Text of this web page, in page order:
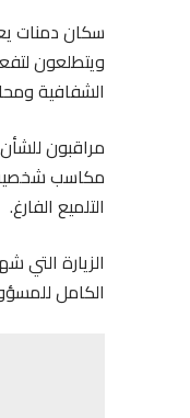
سكان دمنات
ويتطلعون
الشفافية
مراقبون
مكاسب
التلميع الفارغ.
الزيارة التي
الكامل